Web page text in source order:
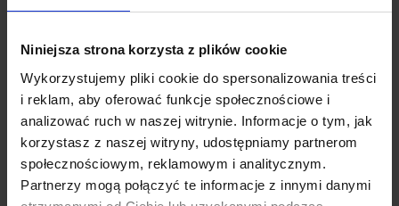
Niniejsza strona korzysta z plików cookie
Wykorzystujemy pliki cookie do spersonalizowania treści
i reklam, aby oferować funkcje społecznościowe i
analizować ruch w naszej witrynie. Informacje o tym, jak
korzystasz z naszej witryny, udostępniamy partnerom
społecznościowym, reklamowym i analitycznym.
Partnerzy mogą połączyć te informacje z innymi danymi
Dowiedz się więcej na temat firmy LLumar, jednego z
największych producentów wysokiej jakości folii
okiennych!
Jeśli jesteś gotowy zobaczyć świat w całkiem nowym
świetle, to pokażemy Ci nasze możliwości.
Dowiedz się więcej!